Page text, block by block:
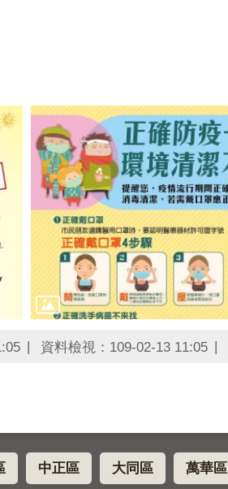
資料檢視：109-02-13 11:05
中正區 大同區 萬華區